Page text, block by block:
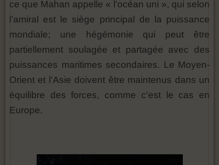
ce que Mahan appelle « l'océan uni », qui selon
l'amiral est le siège principal de la puissance
mondiale; une hégémonie qui peut être
partiellement soulagée et partagée avec des
puissances maritimes secondaires. Le Moyen-
Orient et l'Asie doivent être maintenus dans un
équilibre des forces, comme c'est le cas en
Europe.